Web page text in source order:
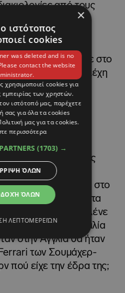
από τους
Στις
και Στέλα, η
της
της ομάδας έφερε στο
και φιλόδοξα στελέχη
δεν μπορούσαν να
από όλους
υπάρχει εδώ και
Έχουμε γράψει και στο
διαθέτει ικανότατα
οργάνωση. Πολλοί λένε
έδρα της στην Ιταλία
στην Αγγλία θα ήταν
των Σουμάχερ-
πού είχε την έδρα της;
×
ιστότοπος
cookies
was deleted and is no
contact the website
χρησιμοποιεί cookies για
εμπειρίας των χρηστών.
ιστότοπό μας, παρέχετε
σας για όλα τα cookies
μας για τα cookies.
περισσότερα
(1703) →
ΌΛΩΝ
ΌΛΩΝ
ΛΕΠΤΟΜΕΡΕΙΏΝ